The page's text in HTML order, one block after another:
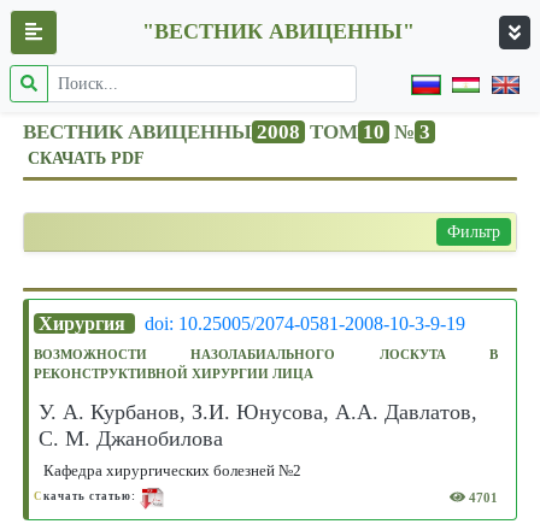
"ВЕСТНИК АВИЦЕННЫ"
ВЕСТНИК АВИЦЕННЫ 2008 ТОМ 10 № 3
СКАЧАТЬ PDF
Фильтр
Хирургия doi: 10.25005/2074-0581-2008-10-3-9-19
ВОЗМОЖНОСТИ НАЗОЛАБИАЛЬНОГО ЛОСКУТА В
РЕКОНСТРУКТИВНОЙ ХИРУРГИИ ЛИЦА
У. А. Курбанов, З.И. Юнусова, А.А. Давлатов,
С. М. Джанобилова
Кафедра хирургических болезней №2
С качать статью: 4701